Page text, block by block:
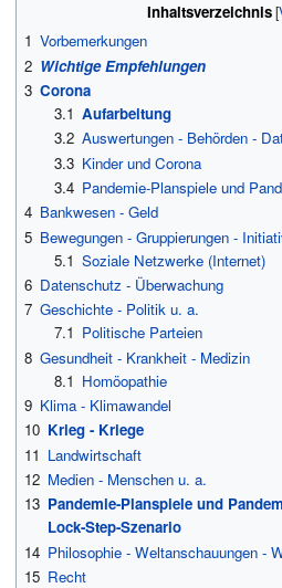
Inhaltsverzeichnis[
1 Vorbemerkungen
2 Wichtige Empfehlungen
3 Corona
3.1 Aufarbeitung
3.2 Auswertungen - Behörden -
3.3 Kinder und Corona
3.4 Pandemie-Planspiele und
4 Bankwesen - Geld
5 Bewegungen - Gruppierungen -
5.1 Soziale Netzwerke (Internet)
6 Datenschutz - Überwachung
7 Geschichte - Politik u. a.
7.1 Politische Parteien
8 Gesundheit - Krankheit - Medizin
8.1 Homöopathie
9 Klima - Klimawandel
10 Krieg - Kriege
11 Landwirtschaft
12 Medien - Menschen u. a.
13 Pandemie-Planspiele und
Lock-Step-Szenario
14 Philosophie - Weltanschauungen -
15 Recht